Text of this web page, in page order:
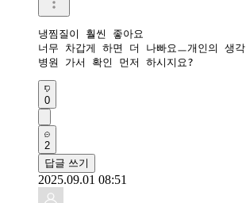
냉찜질이 훨씬 좋아요
너무 차갑게 하면 더 나빠요ㅡ개인의 생각
병원 가서 확인 먼저 하시지요?
0
2
답글 쓰기
2025.09.01 08:51